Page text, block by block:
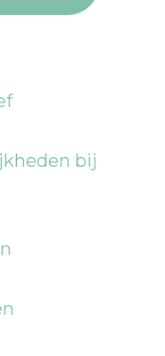
bij